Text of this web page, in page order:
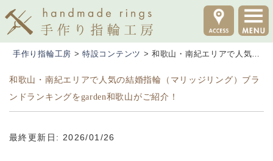
手作り指輪工房 >特設コンテンツ >和歌山・南紀エリアで人気の結婚指輪（マリッジリング）ブランドランキングをgarden和歌山がご紹介！
和歌山・南紀エリアで人気の結婚指輪（マリッジリング）ブラ
ンドランキングをgarden和歌山がご紹介！
最終更新日: 2026/01/26